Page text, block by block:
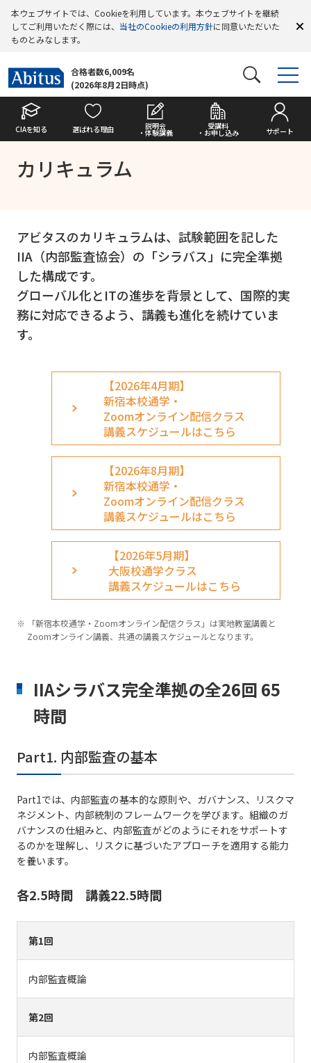
本ウェブサイトでは、Cookieを利用しています。本ウェブサイトを継続
してご利用いただく際には、 当社のCookieの利用方針に同意いただいた
ものとみなします。
合格者数6,009名
(2026年8月2日時点)
CIAを知る 選ばれる理由 説明会
・体験講義
受講料
・お申し込み サポート
カリキュラム
アビタスのカリキュラムは、試験範囲を記した
IIA（内部監査協会）の「シラバス」に完全準拠
した構成です。
グローバル化とITの進歩を背景として、国際的実
務に対応できるよう、講義も進化を続けていま
す。
【2026年4月期】
新宿本校通学・
Zoomオンライン配信クラス
講義スケジュールはこちら
【2026年8月期】
新宿本校通学・
Zoomオンライン配信クラス
講義スケジュールはこちら
【2026年5月期】
大阪校通学クラス
講義スケジュールはこちら
「新宿本校通学・Zoomオンライン配信クラス」は実地教室講義と
Zoomオンライン講義、共通の講義スケジュールとなります。
IIAシラバス完全準拠の全26回 65
時間
Part1. 内部監査の基本
Part1では、内部監査の基本的な原則や、ガバナンス、リスクマ
ネジメント、内部統制のフレームワークを学びます。組織のガ
バナンスの仕組みと、内部監査がどのようにそれをサポートす
るのかを理解し、リスクに基づいたアプローチを適用する能力
を養います。
各2.5時間 講義22.5時間
第1回
内部監査概論
第2回
内部監査概論